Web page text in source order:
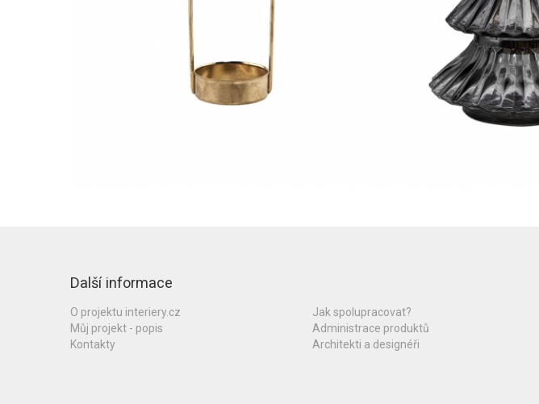
Další informace
O projektu interiery.cz
Můj projekt - popis
Kontakty
Jak spolupracovat?
Administrace produktů
Architekti a designéři